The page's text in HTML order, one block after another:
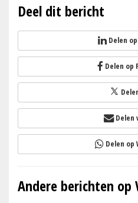
Deel dit bericht
Delen
Delen op
Delen
Delen op
Andere berichten op